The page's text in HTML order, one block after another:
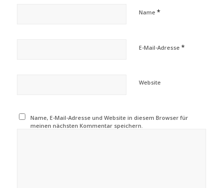
Name *
E-Mail-Adresse *
Website
Name, E-Mail-Adresse und Website in diesem Browser für
meinen nächsten Kommentar speichern.